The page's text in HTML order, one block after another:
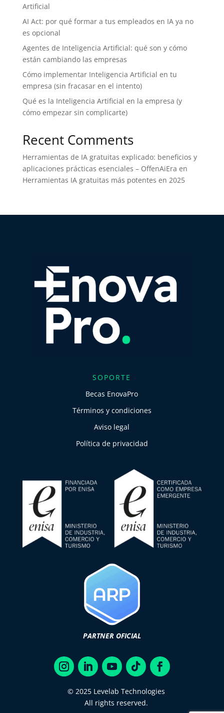
Artificial
AI Act: por qué formar a tus empleados en IA ya no
es opcional
Agentes de Inteligencia Artificial: qué son y cómo
están cambiando las empresas
Cómo implementar Inteligencia Artificial en tu
empresa (sin fracasar en el intento)
Qué es la Inteligencia Artificial en la empresa (y
cómo empezar sin complicarte)
Recent Comments
Herramientas de IA gratuitas explicado: beneficios y
aplicaciones prácticas esenciales – OffenAiEra en
Herramientas IA gratuitas más potentes en 2025
SOPORTE
Becas EnovaPro
Términos y condiciones
Aviso legal
Política de privacidad
PARTNER OFICIAL
© 2025 Levelab Technologies
All rights reserved.